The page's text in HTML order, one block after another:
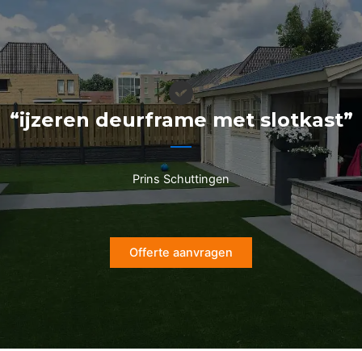
naar
de
inhoud
“ijzeren deurframe met slotkast”
Prins Schuttingen
Offerte aanvragen